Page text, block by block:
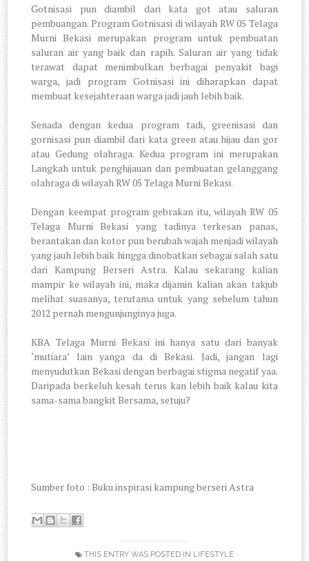
Gotnisasi pun diambil dari kata got atau saluran
pembuangan. Program Gotnisasi di wilayah RW 05 Telaga
Murni Bekasi merupakan program untuk pembuatan
saluran air yang baik dan rapih. Saluran air yang tidak
terawat dapat menimbulkan berbagai penyakit bagi
warga, jadi program Gotnisasi ini diharapkan dapat
membuat kesejahteraan warga jadi jauh lebih baik.
Senada dengan kedua program tadi, greenisasi dan
gornisasi pun diambil dari kata green atau hijau dan gor
atau Gedung olahraga. Kedua program ini merupakan
Langkah untuk penghijauan dan pembuatan gelanggang
olahraga di wilayah RW 05 Telaga Murni Bekasi.
Dengan keempat program gebrakan itu, wilayah RW 05
Telaga Murni Bekasi yang tadinya terkesan panas,
berantakan dan kotor pun berubah wajah menjadi wilayah
yang jauh lebih baik hingga dinobatkan sebagai salah satu
dari Kampung Berseri Astra. Kalau sekarang kalian
mampir ke wilayah ini, maka dijamin kalian akan takjub
melihat suasanya, terutama untuk yang sebelum tahun
2012 pernah mengunjunginya juga.
KBA Telaga Murni Bekasi ini hanya satu dari banyak
‘mutiara’ lain yanga da di Bekasi. Jadi, jangan lagi
menyudutkan Bekasi dengan berbagai stigma negatif yaa.
Daripada berkeluh kesah terus kan lebih baik kalau kita
sama-sama bangkit Bersama, setuju?
Sumber foto : Buku inspirasi kampung berseri Astra
THIS ENTRY WAS POSTED IN LIFESTYLE